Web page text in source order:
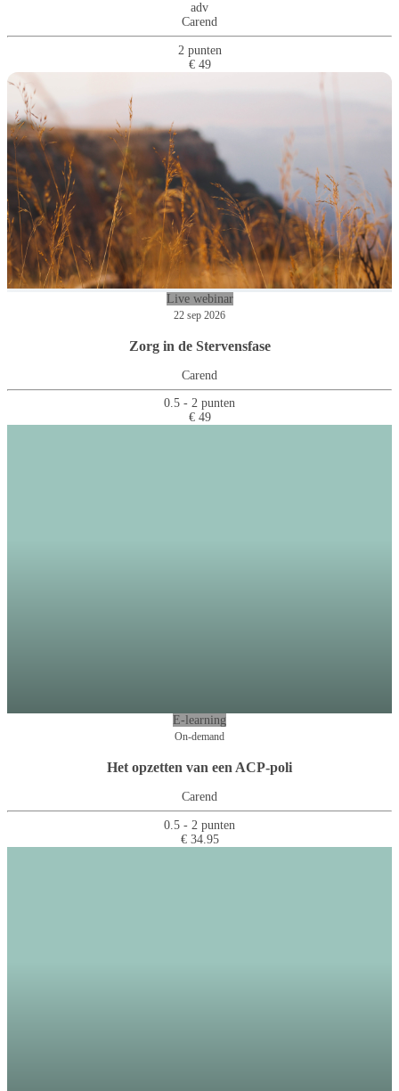
adv
Carend
2 punten
€ 49
Live webinar
22 sep 2026
Zorg in de Stervensfase
Carend
0.5 - 2 punten
€ 49
E-learning
On-demand
Het opzetten van een ACP-poli
Carend
0.5 - 2 punten
€ 34.95